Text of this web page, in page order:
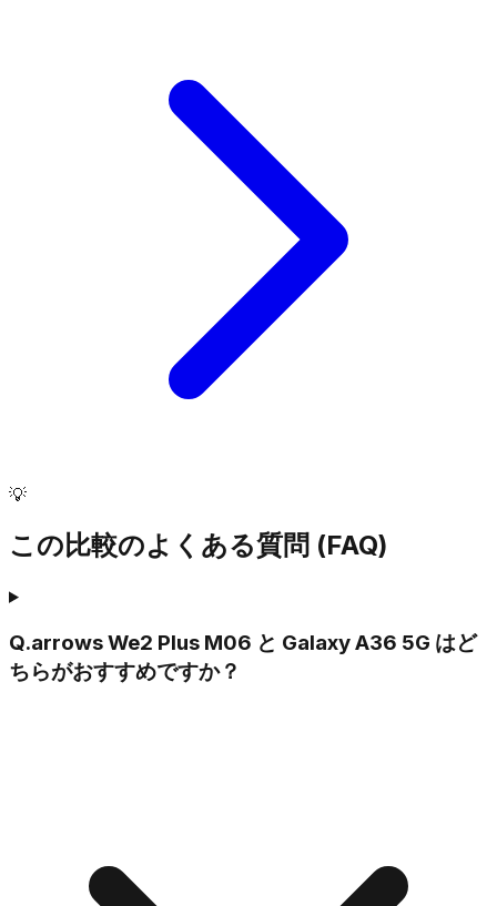
💡
この比較のよくある質問 (FAQ)
Q.arrows We2 Plus M06 と Galaxy A36 5G はど
ちらがおすすめですか？